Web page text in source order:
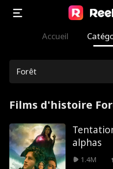
Accueil
Forêt
Films d'histoire
alphas
1.4M